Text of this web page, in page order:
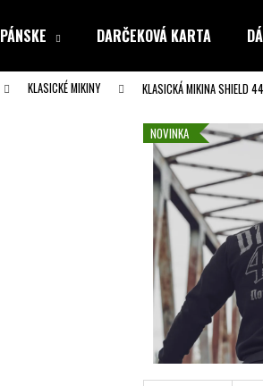
PÁNSKE DARČEKOVÁ KARTA
KLASICKÉ MIKINY KLASICKÁ MIKINA SHIELD 44
NOVINKA
Čo